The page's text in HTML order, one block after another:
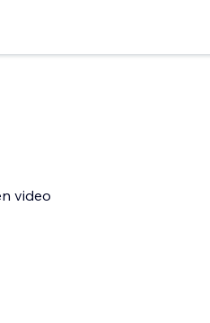
video